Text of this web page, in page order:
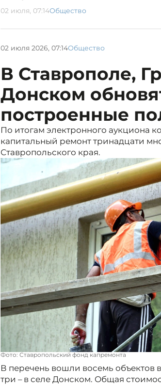
02 июля, 07:14Общество
02 июля 2026, 07:14Общество
В Ставрополе,
Донском
построенные
По итогам электронного аукциона
капитальный ремонт тринадцати
Ставропольского края.
Фото: Ставропольский фонд капремонта
В перечень вошли восемь объектов
три – в селе Донском. Общая